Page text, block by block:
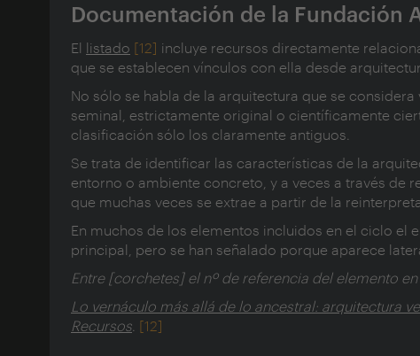
Documentación de la Fundación
El listado [12] incluye recursos directamente
que se establecen vínculos con ella desde
No sólo se habla de la arquitectura que se
seminal, estrictamente original o científicamente
clasificación sólo los claramente antiguos.
Se trata de identificar las características de la
entorno o ambiente concreto, y a veces a través de
que muchas veces se extrae a partir de la
En muchos de los elementos incluidos en el ciclo el
principal, pero se han señalado porque aparece
Entre [corchetes] el nº de referencia del elemento
Lo vernáculo más allá de lo ancestral: arquitectura
Recursos [12]